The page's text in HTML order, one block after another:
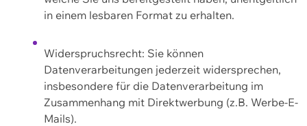
in einem lesbaren Format zu erhalten.
Widerspruchsrecht: Sie können
Datenverarbeitungen jederzeit widersprechen,
insbesondere für die Datenverarbeitung im
Zusammenhang mit Direktwerbung (z.B. Werbe-E-
Mails).